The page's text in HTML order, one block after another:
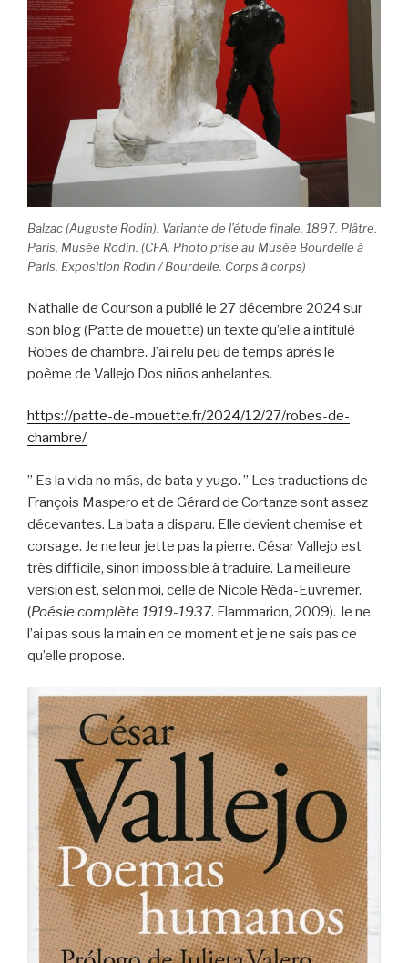
Balzac (Auguste Rodin). Variante de l’étude finale. 1897. Plâtre.
Paris, Musée Rodin. (CFA. Photo prise au Musée Bourdelle à
Paris. Exposition Rodin / Bourdelle. Corps à corps)
Nathalie de Courson a publié le 27 décembre 2024 sur
son blog (Patte de mouette) un texte qu’elle a intitulé
Robes de chambre. J’ai relu peu de temps après le
poème de Vallejo Dos niños anhelantes.
https://patte-de-mouette.fr/2024/12/27/robes-de-
chambre/
” Es la vida no más, de bata y yugo. ” Les traductions de
François Maspero et de Gérard de Cortanze sont assez
décevantes. La bata a disparu. Elle devient chemise et
corsage. Je ne leur jette pas la pierre. César Vallejo est
très difficile, sinon impossible à traduire. La meilleure
version est, selon moi, celle de Nicole Réda-Euvremer.
(Poésie complète 1919-1937. Flammarion, 2009). Je ne
l’ai pas sous la main en ce moment et je ne sais pas ce
qu’elle propose.